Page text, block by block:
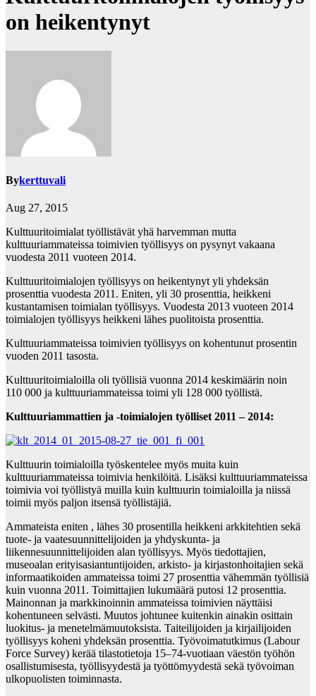
on heikentynyt
Bykerttuvali
Aug 27, 2015
Kulttuuritoimialat työllistävät yhä harvemman mutta
kulttuuriammateissa toimivien työllisyys on pysynyt vakaana
vuodesta 2011 vuoteen 2014.
Kulttuuritoimialojen työllisyys on heikentynyt yli yhdeksän
prosenttia vuodesta 2011. Eniten, yli 30 prosenttia, heikkeni
kustantamisen toimialan työllisyys. Vuodesta 2013 vuoteen 2014
toimialojen työllisyys heikkeni lähes puolitoista prosenttia.
Kulttuuriammateissa toimivien työllisyys on kohentunut prosentin
vuoden 2011 tasosta.
Kulttuuritoimialoilla oli työllisiä vuonna 2014 keskimäärin noin
110 000 ja kulttuuriammateissa toimi yli 128 000 työllistä.
Kulttuuriammattien ja -toimialojen työlliset 2011 – 2014:
Kulttuurin toimialoilla työskentelee myös muita kuin
kulttuuriammateissa toimivia henkilöitä. Lisäksi kulttuuriammateissa
toimivia voi työllistyä muilla kuin kulttuurin toimialoilla ja niissä
toimii myös paljon itsensä työllistäjiä.
Ammateista eniten , lähes 30 prosentilla heikkeni arkkitehtien sekä
tuote- ja vaatesuunnittelijoiden ja yhdyskunta- ja
liikennesuunnittelijoiden alan työllisyys. Myös tiedottajien,
museoalan erityisasiantuntijoiden, arkisto- ja kirjastonhoitajien sekä
informaatikoiden ammateissa toimi 27 prosenttia vähemmän työllisiä
kuin vuonna 2011. Toimittajien lukumäärä putosi 12 prosenttia.
Mainonnan ja markkinoinnin ammateissa toimivien näyttäisi
kohentuneen selvästi. Muutos johtunee kuitenkin ainakin osittain
luokitus- ja menetelmämuutoksista. Taiteilijoiden ja kirjailijoiden
työllisyys koheni yhdeksän prosenttia. Työvoimatutkimus (Labour
Force Survey) kerää tilastotietoja 15–74-vuotiaan väestön työhön
osallistumisesta, työllisyydestä ja työttömyydestä sekä työvoiman
ulkopuolisten toiminnasta.